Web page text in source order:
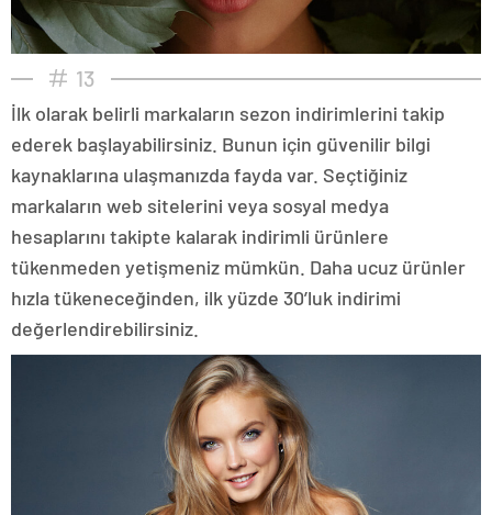
13
İlk olarak belirli markaların sezon indirimlerini takip
ederek başlayabilirsiniz. Bunun için güvenilir bilgi
kaynaklarına ulaşmanızda fayda var. Seçtiğiniz
markaların web sitelerini veya sosyal medya
hesaplarını takipte kalarak indirimli ürünlere
tükenmeden yetişmeniz mümkün. Daha ucuz ürünler
hızla tükeneceğinden, ilk yüzde 30’luk indirimi
değerlendirebilirsiniz.